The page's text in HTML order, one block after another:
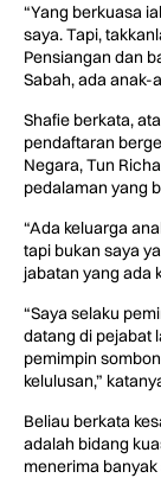
“Yang berkuasa
saya. Tapi,
Pensiangan dan
Sabah, ada anak-
Shafie berkata,
pendaftaran
Negara, Tun
pedalaman yang
“Ada keluarga
tapi bukan saya
jabatan yang ada
“Saya selaku
datang di pejabat
pemimpin
kelulusan,”
Beliau berkata
adalah bidang
menerima